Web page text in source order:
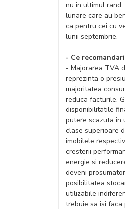
nu in ultimul rand,
lunare care au
ca pentru cei cu
lunii septembrie.
- Ce
- Majorarea TVA
reprezinta o
majoritatea
reduca facturile.
disponibilitatile
putere scazuta in
clase superioare
imobilele
cresterii
energie si
deveni
posibilitatea
utilizabile
trebuie sa isi faca